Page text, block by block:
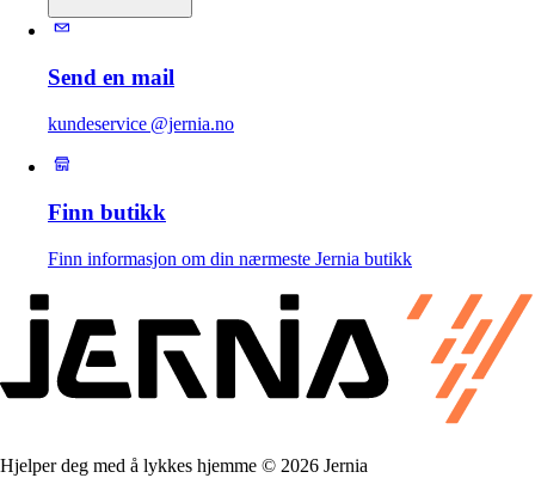
Send en mail
kundeservice @jernia.no
Finn butikk
Finn informasjon om din nærmeste Jernia butikk
Hjelper deg med å lykkes hjemme © 2026 Jernia